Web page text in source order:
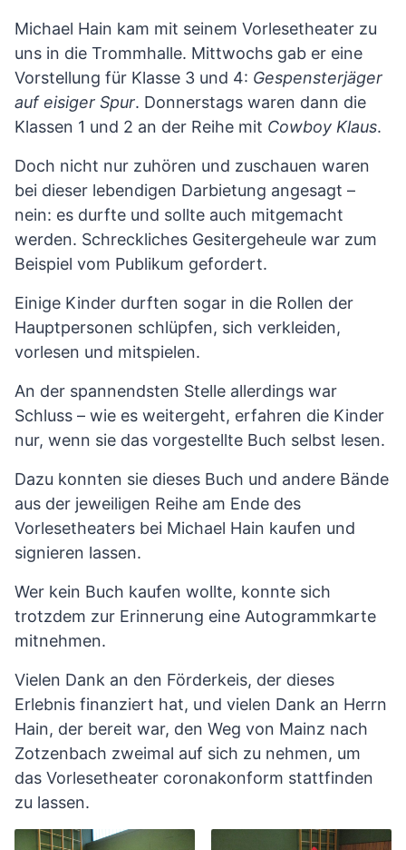
Michael Hain kam mit seinem Vorlesetheater zu
uns in die Trommhalle. Mittwochs gab er eine
Vorstellung für Klasse 3 und 4: Gespensterjäger
auf eisiger Spur. Donnerstags waren dann die
Klassen 1 und 2 an der Reihe mit Cowboy Klaus.
Doch nicht nur zuhören und zuschauen waren
bei dieser lebendigen Darbietung angesagt –
nein: es durfte und sollte auch mitgemacht
werden. Schreckliches Gesitergeheule war zum
Beispiel vom Publikum gefordert.
Einige Kinder durften sogar in die Rollen der
Hauptpersonen schlüpfen, sich verkleiden,
vorlesen und mitspielen.
An der spannendsten Stelle allerdings war
Schluss – wie es weitergeht, erfahren die Kinder
nur, wenn sie das vorgestellte Buch selbst lesen.
Dazu konnten sie dieses Buch und andere Bände
aus der jeweiligen Reihe am Ende des
Vorlesetheaters bei Michael Hain kaufen und
signieren lassen.
Wer kein Buch kaufen wollte, konnte sich
trotzdem zur Erinnerung eine Autogrammkarte
mitnehmen.
Vielen Dank an den Förderkeis, der dieses
Erlebnis finanziert hat, und vielen Dank an Herrn
Hain, der bereit war, den Weg von Mainz nach
Zotzenbach zweimal auf sich zu nehmen, um
das Vorlesetheater coronakonform stattfinden
zu lassen.